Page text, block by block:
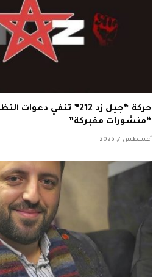
حركة “جيل زد 212” تنفي
“منشورات مفبركة”
أغسطس 7, 2026